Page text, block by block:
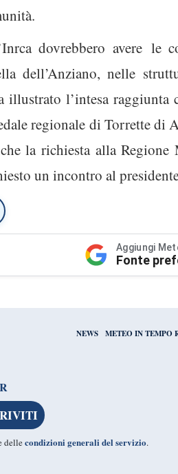
dovrebbero avere le
dell’Anziano, nelle
illustrato l’intesa
regionale di Torrette
la richiesta alla
un incontro al
Aggiungi
Fonte
NEWS METEO IN TEMPO
dellecondizioni generali del servizio.